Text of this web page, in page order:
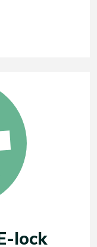
lock